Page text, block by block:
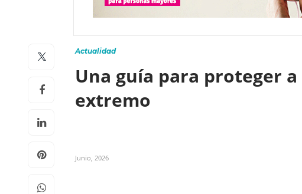
Actualidad
Una guía para proteger
extremo
Junio, 2026